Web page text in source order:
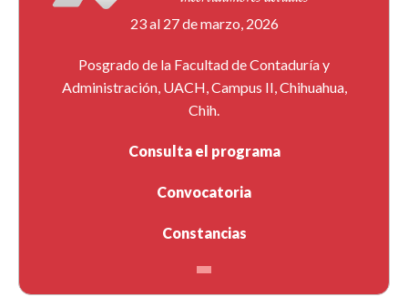
23 al 27 de marzo, 2026
Posgrado de la Facultad de Contaduría y
Administración, UACH, Campus II, Chihuahua,
Chih.
Consulta el programa
Convocatoria
Constancias